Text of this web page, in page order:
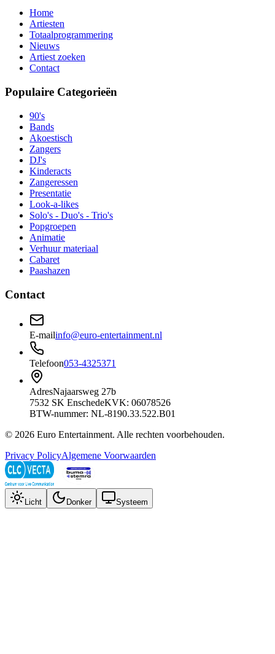
Home
Artiesten
Totaalprogrammering
Nieuws
Artiest zoeken
Contact
Populaire Categorieën
90's
Bands
Akoestisch
Zangers
DJ's
Kinderacts
Zangeressen
Presentatie
Look-a-likes
Solo's - Duo's - Trio's
Popgroepen
Animatie
Verhuur materiaal
Cabaret
Paashazen
Contact
E-mailinfo@euro-entertainment.nl
Telefoon053-4325371
AdresNajaarsweg 27b
7532 SK EnschedeKVK: 06078526
BTW-nummer: NL-8190.33.522.B01
© 2026 Euro Entertainment. Alle rechten voorbehouden.
Privacy PolicyAlgemene Voorwaarden
Licht Donker Systeem